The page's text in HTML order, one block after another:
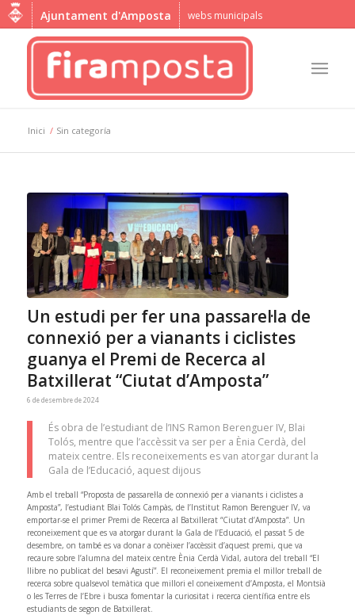
Ajuntament d'Amposta webs municipals
Inici / Sin categoría
Un estudi per fer una passarel·la de
connexió per a vianants i ciclistes
guanya el Premi de Recerca al
Batxillerat “Ciutat d’Amposta”
6 de desembre de 2024
És obra de l’estudiant de l’INS Ramon Berenguer IV, Blai
Tolós, mentre que l’accèssit va ser per a Ènia Cerdà, del
mateix centre. Els reconeixements es van atorgar durant la
Gala de l’Educació, aquest dijous
Amb el treball “Proposta de passarel·la de connexió per a vianants i ciclistes a
Amposta”, l’estudiant Blai Tolós Campàs, de l’Institut Ramon Berenguer IV, va
emportar-se el primer Premi de Recerca al Batxillerat “Ciutat d’Amposta”. Un
reconeixement que es va atorgar durant la Gala de l’Educació, el passat 5 de
desembre, on també es va donar a conèixer l’accèssit d’aquest premi, que va
recaure sobre l’alumna del mateix centre Ènia Cerdà Vidal, autora del treball “El
llibre no publicat del besavi Agustí”. El reconeixement premia el millor treball de
recerca sobre qualsevol temàtica que millori el coneixement d’Amposta, el Montsià
o les Terres de l’Ebre i busca fomentar la curiositat i recerca científica entre els
estudiants de segon de Batxillerat.